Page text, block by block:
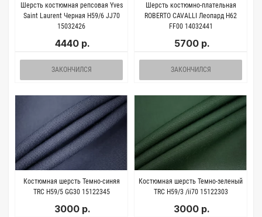
Шерсть костюмная репсовая Yves
Saint Laurent Черная H59/6 JJ70
15032426
4440 р.
ЗАКОНЧИЛСЯ
Шерсть костюмно-плательная
ROBERTO CAVALLI Леопард H62
FF00 14032441
5700 р.
ЗАКОНЧИЛСЯ
Костюмная шерсть Темно-синяя
TRC H59/5 GG30 15122345
3000 р.
Костюмная шерсть Темно-зеленый
TRC H59/3 /ii70 15122303
3000 р.